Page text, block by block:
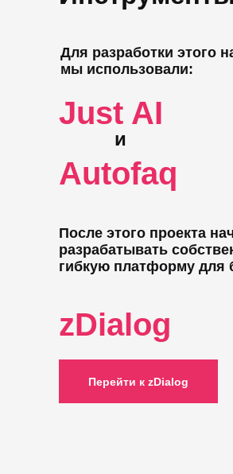
Для разработки этого
мы использовали:
После этого проекта
разрабатывать
гибкую платформу для
Just AI
Autofaq
и
zDialog
Перейти к zDialog